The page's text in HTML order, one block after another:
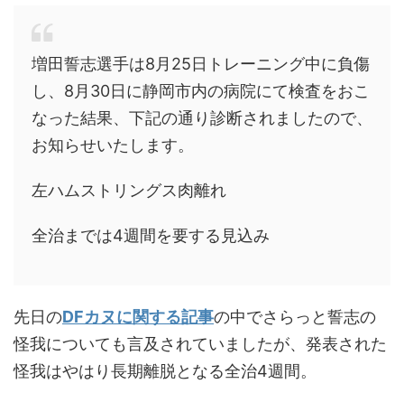
増田誓志選手は8月25日トレーニング中に負傷
し、8月30日に静岡市内の病院にて検査をおこ
なった結果、下記の通り診断されましたので、
お知らせいたします。
左ハムストリングス肉離れ
全治までは4週間を要する見込み
先日のDFカヌに関する記事の中でさらっと誓志の
怪我についても言及されていましたが、発表された
怪我はやはり長期離脱となる全治4週間。